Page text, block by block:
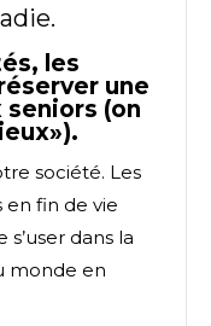
les
une
seniors (on
société. Les
en fin de vie
dans la
monde en